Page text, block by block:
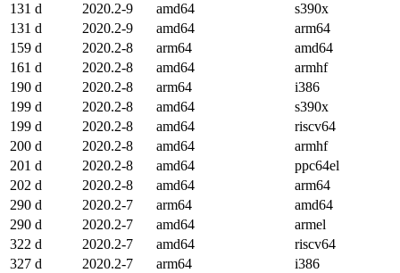
131 d
2020.2-9 amd64
s390x
131 d
2020.2-9 amd64
arm64
159 d
2020.2-8 arm64
amd64
161 d
2020.2-8 amd64
armhf
190 d
2020.2-8 arm64
i386
199 d
2020.2-8 amd64
s390x
199 d
2020.2-8 amd64
riscv64
200 d
2020.2-8 amd64
armhf
201 d
2020.2-8 amd64
ppc64el
202 d
2020.2-8 amd64
arm64
290 d
2020.2-7 arm64
amd64
290 d
2020.2-7 amd64
armel
322 d
2020.2-7 amd64
riscv64
327 d
2020.2-7 arm64
i386